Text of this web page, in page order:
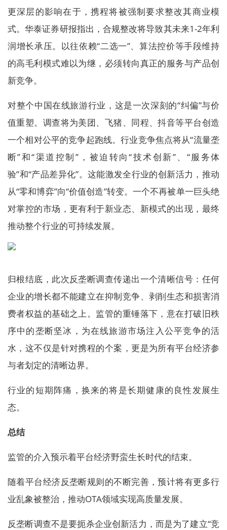
更深层的影响在于，携程将被强制要求整改其商业模
式。华泰证券研报指出，合规整改将导致其未来1-2年利
润增长承压。以往依赖“二选一”、算法控价等手段维持
的高毛利模式难以为继，必须转向真正的服务与产品创
新竞争。
对整个中国在线旅游行业，这是一次深刻的“纠偏”与价
值重塑。调查将为美团、飞猪、同程、抖音等平台创造
一个相对公平的竞争起跑线。行业竞争焦点将从“流量垄
断”和“渠道控制”，被迫转向“技术创新”、“服务体
验”和“产品差异化”。这能激发全行业的创新活力，推动
从“零和博弈”向“价值创造”转变。一个不再被单一巨头绝
对掌控的市场，更有利于新业态、新模式的出现，最终
推动整个行业的可持续发展。
归根结底，此次反垄断调查传递出一个清晰信号：任何
企业的增长都不能建立在抑制竞争、剥削生态和损害消
费者权益的基础之上。监管的重锤落下，意在打破旧秩
序中的垄断坚冰，为在线旅游市场注入公平竞争的活
水，这不仅是针对携程的个案，更是为所有平台经济参
与者划定的清晰边界。
行业的短期阵痛，换来的将是长期健康的良性发展生
态。
总结
监管的介入预示着平台经济野蛮生长时代的结束。
随着平台经济反垄断规则的不断完善，预计将有更多行
业乱象被整治，推动OTA领域实现高质量发展。
反垄断调查不是要扼杀企业创新活力，而是为了建立“竞